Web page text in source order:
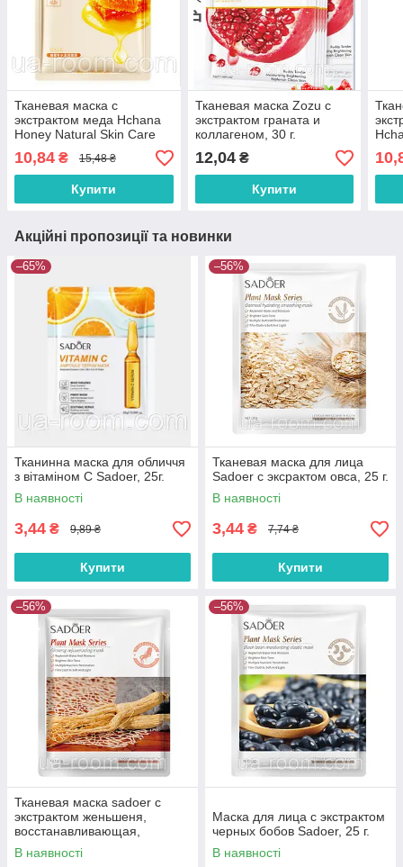
Тканевая маска с
экстрактом меда Hchana
Honey Natural Skin Care
Mask
10,84 ₴ 15,48 ₴
Купити
Тканевая маска Zozu с
экстрактом граната и
коллагеном, 30 г.
12,04₴
Купити
Акційні пропозиції та новинки
–65%
Тканинна маска для обличчя
з вітаміном С Sadoer, 25г.
В наявності
3,44 ₴ 9,89 ₴
Купити
–56%
Тканевая маска для лица
Sadoer с эксрактом овса, 25 г.
В наявності
3,44 ₴ 7,74 ₴
Купити
–56%
Тканевая маска sadoer с
экстрактом женьшеня,
восстанавливающая,
тонизирующая, 25 г.
В наявності
–56%
Маска для лица с экстрактом
черных бобов Sadoer, 25 г.
В наявності